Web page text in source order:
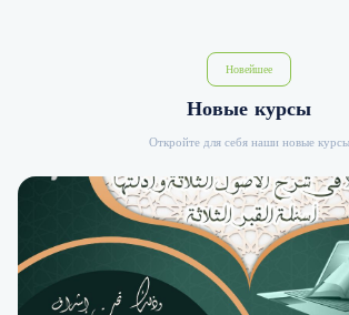
Новейшее
Новые курсы
Откройте для себя наши новые курсы